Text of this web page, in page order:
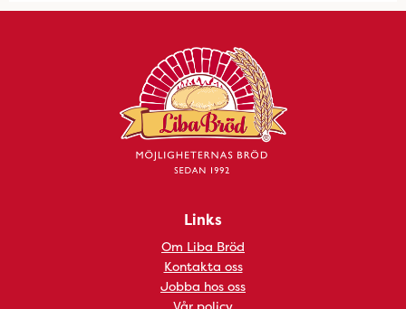
Links
Om Liba Bröd
Kontakta oss
Jobba hos oss